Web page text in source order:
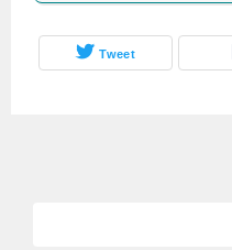
Tweet